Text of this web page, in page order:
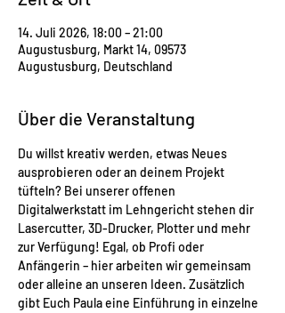
14. Juli 2026, 18:00 – 21:00
Augustusburg, Markt 14, 09573
Augustusburg, Deutschland
Über die Veranstaltung
Du willst kreativ werden, etwas Neues
ausprobieren oder an deinem Projekt
tüfteln? Bei unserer offenen
Digitalwerkstatt im Lehngericht stehen dir
Lasercutter, 3D-Drucker, Plotter und mehr
zur Verfügung! Egal, ob Profi oder
Anfängerin – hier arbeiten wir gemeinsam
oder alleine an unseren Ideen. Zusätzlich
gibt Euch Paula eine Einführung in einzelne